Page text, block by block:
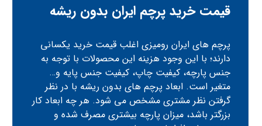
قیمت خرید پرچم ایران بدون ریشه
پرچم های ایران رومیزی اغلب قیمت خرید یکسانی
دارند؛ با این وجود هزینه این محصولات با توجه به
جنس پارچه، کیفیت چاپ، کیفیت جنس پایه و…
متغیر است. ابعاد پرچم های بدون ریشه با در نظر
گرفتن نظر مشتری مشخص می شود. هر چه ابعاد کار
بزرگتر باشد، میزان پارچه بیشتری مصرف شده و